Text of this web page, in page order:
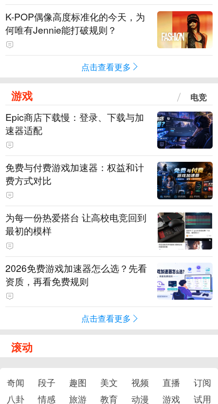
K-POP偶像高度标准化的今天，为
何唯有Jennie能打破规则？
点击查看更多
游戏 电竞
Epic商店下载慢：登录、下载与加
速器适配
免费与付费游戏加速器：权益和计
费方式对比
为每一份热爱搭台 让高校电竞回到
最初的模样
2026免费游戏加速器怎么选？先看
资质，再看免费规则
点击查看更多
滚动
奇闻 段子 趣图 美文 视频 直播
订阅
八卦
情感 旅游 教育 动漫 游戏 试用